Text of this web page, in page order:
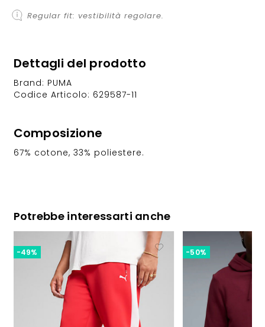
Regular fit: vestibilità regolare.
Dettagli del prodotto
Brand: PUMA
Codice Articolo: 629587-11
Composizione
67% cotone, 33% poliestere.
Potrebbe interessarti anche
-49% -50%